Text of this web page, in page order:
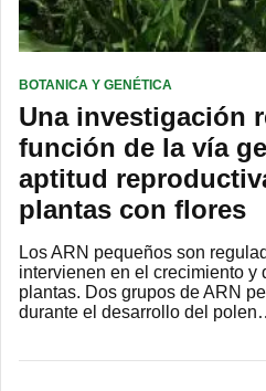
BOTANICA Y GENÉTICA
Una investigación
función de la vía
aptitud
plantas con flores
Los ARN pequeños son
intervienen en el crecimiento y
plantas. Dos grupos de ARN
durante el desarrollo del